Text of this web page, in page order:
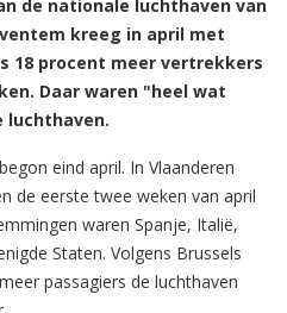
de nationale luchthaven van
kreeg in april met
18 procent meer vertrekkers
Daar waren "heel wat
luchthaven.
eind april. In Vlaanderen
de eerste twee weken van april
waren Spanje, Italië,
Staten. Volgens Brussels
passagiers de luchthaven